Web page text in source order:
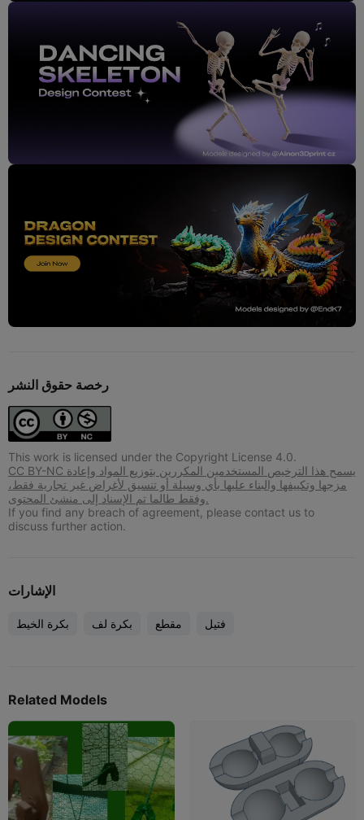
رخصة حقوق النشر
This work is licensed under the Copyright License 4.0.
CC BY-NC يسمح هذا الترخيص المستخدمين المكررين بتوزيع المواد وإعادة
مزجها وتكييفها والبناء عليها بأي وسيلة أو تنسيق لأغراض غير تجارية فقط،
وفقط طالما تم الإسناد إلى منشئ المحتوى.
If you find any breach of agreement, please contact us to
discuss further action.
الإشارات
بكرة الخيط بكرة لف مقطع فتيل
Related Models